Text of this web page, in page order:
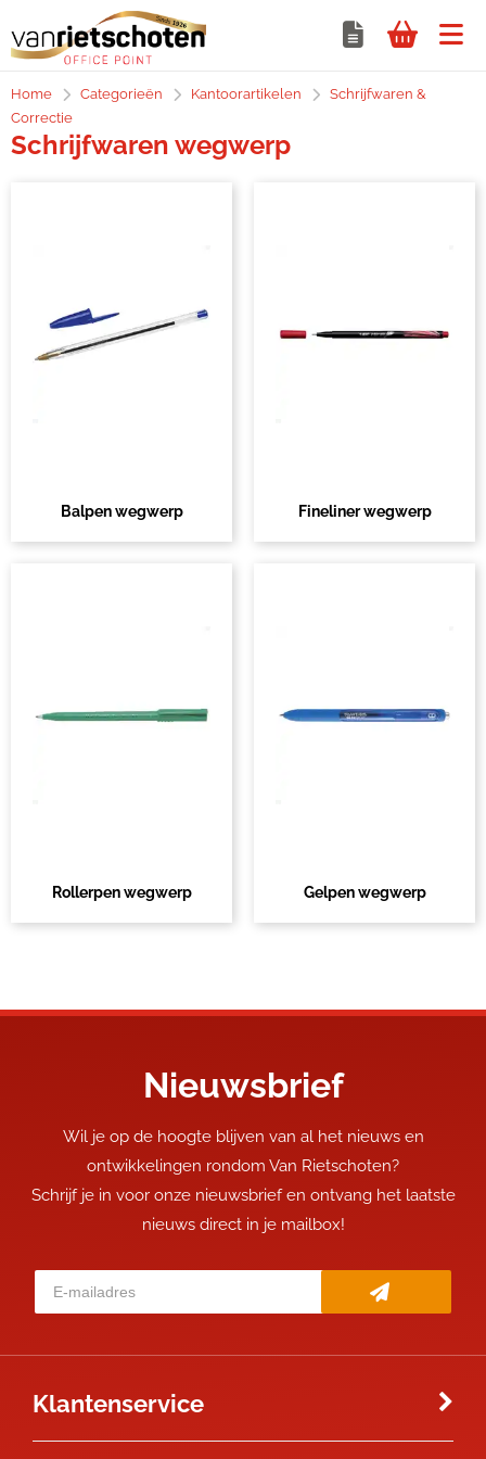
Home Categorieën Kantoorartikelen
Schrijfwaren &
Correctie
Schrijfwaren wegwerp
Balpen wegwerp Fineliner wegwerp
Rollerpen wegwerp Gelpen wegwerp
Nieuwsbrief
Wil je op de hoogte blijven van al het nieuws en
ontwikkelingen rondom Van Rietschoten?
Schrijf je in voor onze nieuwsbrief en ontvang het laatste
nieuws direct in je mailbox!
Klantenservice